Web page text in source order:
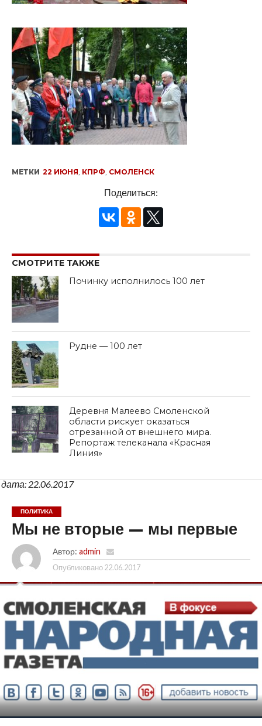
МЕТКИ 22 ИЮНЯ, КПРФ, СМОЛЕНСК
Поделиться:
СМОТРИТЕ ТАКЖЕ
Починку исполнилось 100 лет
Рудне — 100 лет
Деревня Малеево Смоленской
области рискует оказаться
отрезанной от внешнего мира.
Репортаж телеканала «Красная
Линия»
дата: 22.06.2017
ПОЛИТИКА
Мы не вторые — мы первые
Автор: admin
Опубликовано 22.06.2017